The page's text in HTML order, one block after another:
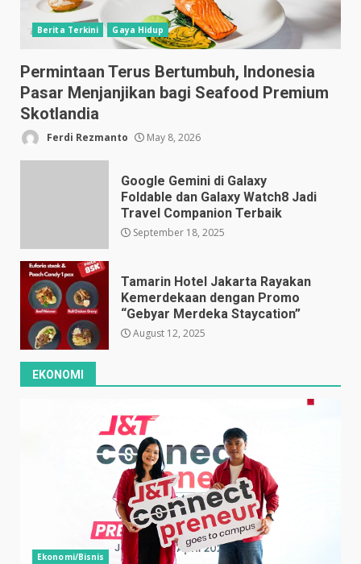
Berita Terkini Gaya Hidup
Permintaan Terus Bertumbuh, Indonesia
Pasar Menjanjikan bagi Seafood Premium
Skotlandia
Ferdi Rezmanto May 8, 2026
Google Gemini di Galaxy
Foldable dan Galaxy Watch8 Jadi
Travel Companion Terbaik
September 18, 2025
Tamarin Hotel Jakarta Rayakan
Kemerdekaan dengan Promo
“Gebyar Merdeka Staycation”
August 12, 2025
EKONOMI
Ekonomi/Bisnis